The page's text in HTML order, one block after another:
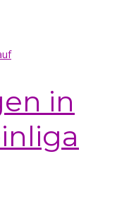
in